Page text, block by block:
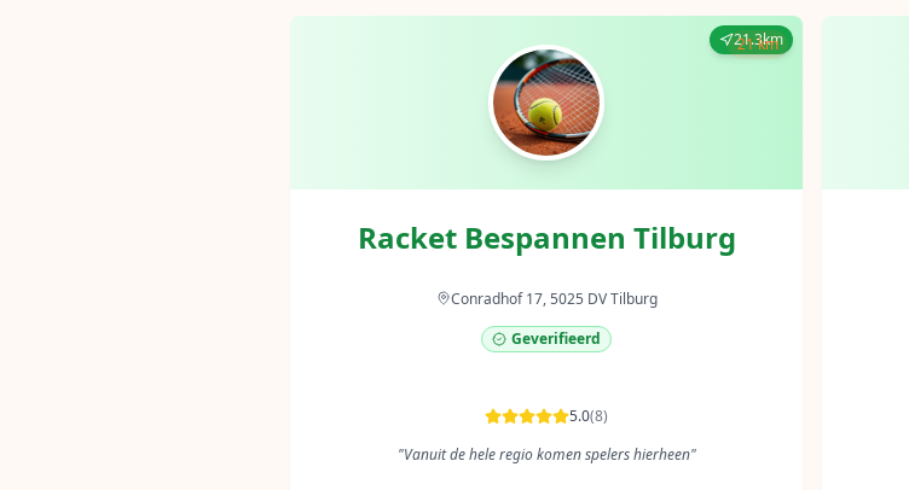
21.3km
Racket Bespannen Tilburg
Conradhof 17, 5025 DV Tilburg
Geverifieerd
5.0(8)
"Vanuit de hele regio komen spelers hierheen"
21 km